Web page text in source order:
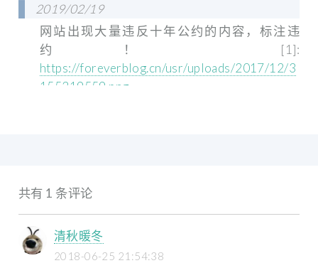
2019/02/19
网站出现大量违反十年公约的内容，标注违
约！ [1]:
https://foreverblog.cn/usr/uploads/2017/12/3
155319559.png
共有 1 条评论
清秋暖冬
2018-06-25 21:54:38